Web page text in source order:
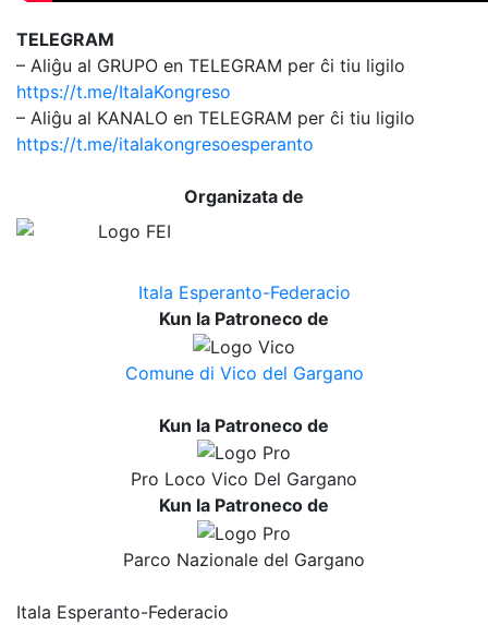
TELEGRAM
– Aliĝu al GRUPO en TELEGRAM per ĉi tiu ligilo
https://t.me/ItalaKongreso
– Aliĝu al KANALO en TELEGRAM per ĉi tiu ligilo
https://t.me/italakongresoesperanto
Organizata de
Itala Esperanto-Federacio
Kun la Patroneco de
Comune di Vico del Gargano
Kun la Patroneco de
Pro Loco Vico Del Gargano
Kun la Patroneco de
Parco Nazionale del Gargano
Itala Esperanto-Federacio